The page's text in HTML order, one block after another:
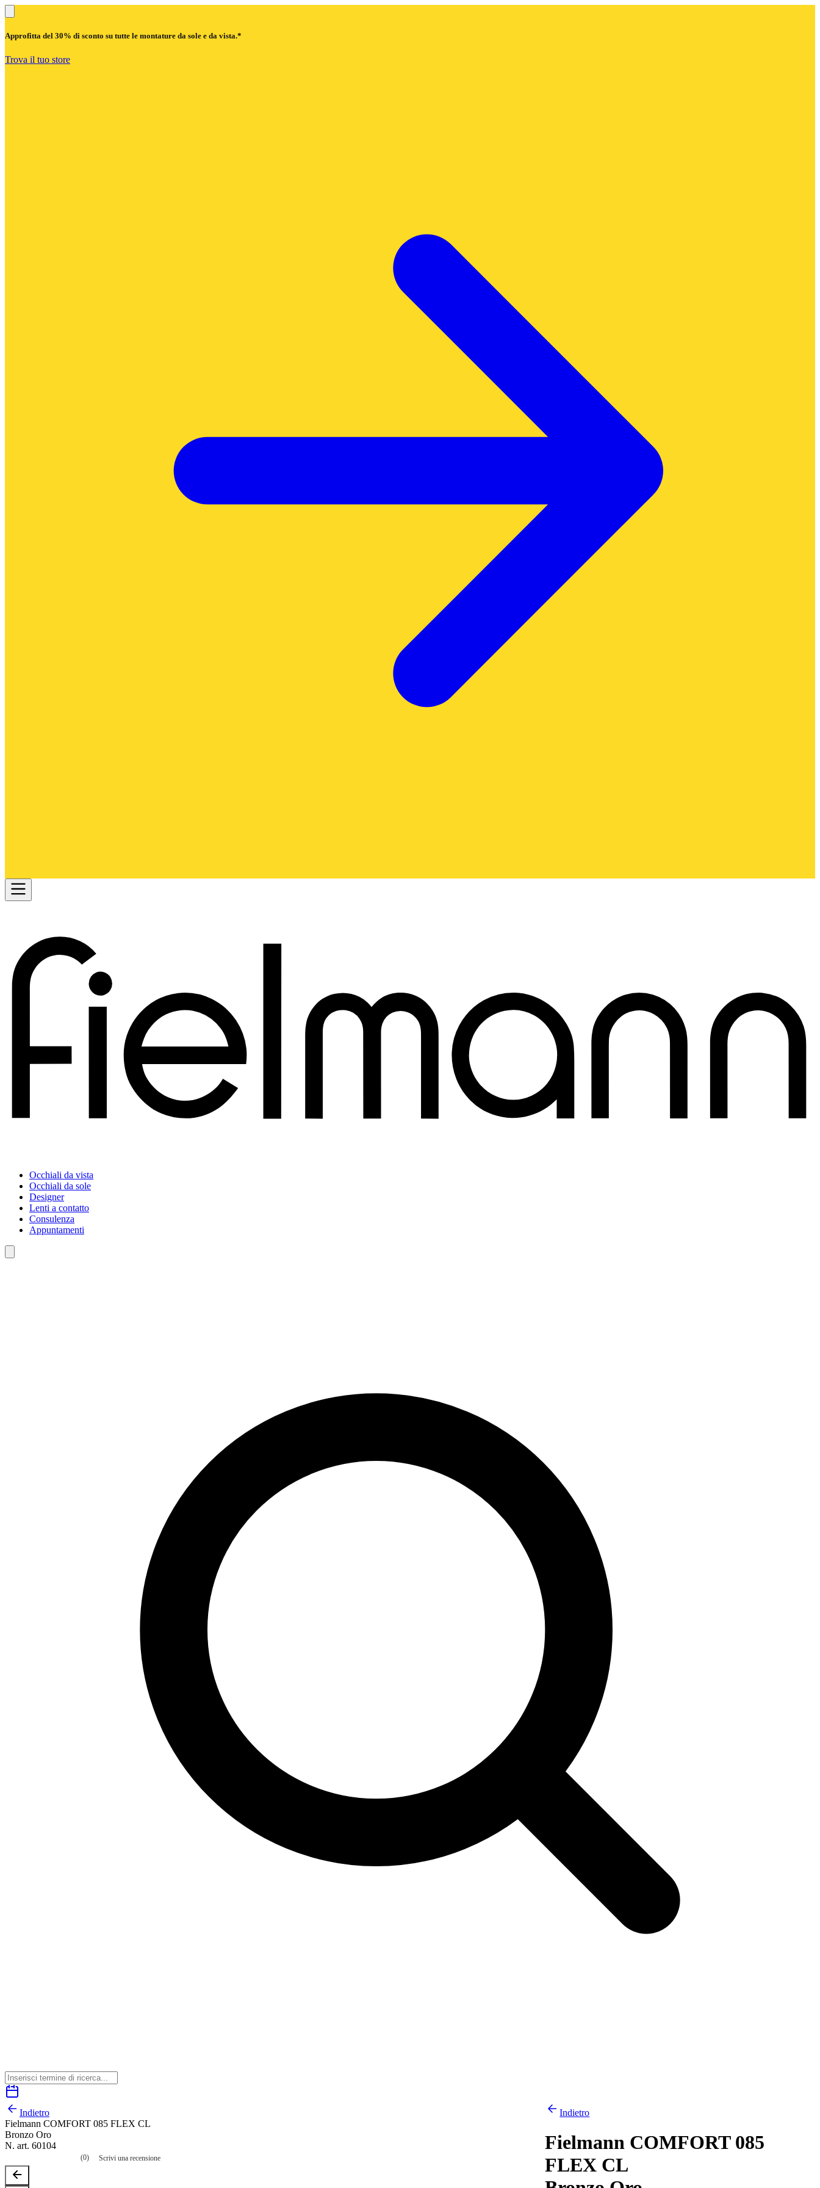
Approfitta del 30% di sconto su tutte le montature da sole e da vista.*
Trova il tuo store
Occhiali da vista
Occhiali da sole
Designer
Lenti a contatto
Consulenza
Appuntamenti
Indietro
Fielmann COMFORT 085 FLEX CL
Bronzo Oro
N. art. 60104
valutazione
(0) Scrivi una recensione
Indietro
Fielmann COMFORT 085
FLEX CL